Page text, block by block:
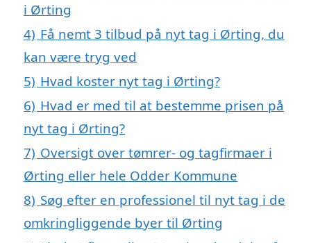
i Ørting
4) Få nemt 3 tilbud på nyt tag i Ørting, du
kan være tryg ved
5) Hvad koster nyt tag i Ørting?
6) Hvad er med til at bestemme prisen på
nyt tag i Ørting?
7) Oversigt over tømrer- og tagfirmaer i
Ørting eller hele Odder Kommune
8) Søg efter en professionel til nyt tag i de
omkringliggende byer til Ørting